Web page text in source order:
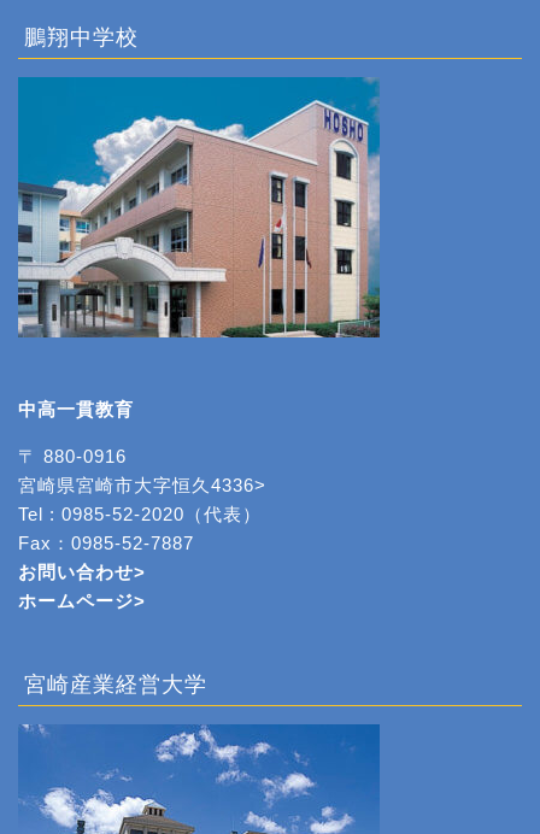
鵬翔中学校
中高一貫教育
〒 880-0916
宮崎県宮崎市大字恒久4336>
Tel : 0985-52-2020（代表）
Fax：0985-52-7887
お問い合わせ>
ホームページ>
宮崎産業経営大学